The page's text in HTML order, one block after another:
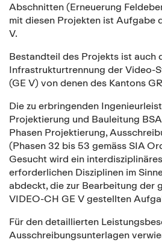
Abschnitten (Erneuerung
mit diesen Projekten ist Aufgabe
V.
Bestandteil des Projekts ist auch
Infrastrukturtrennung der Video-
(GE V) von denen des Kantons
Die zu erbringenden
Projektierung und Bauleitung
Phasen Projektierung,
(Phasen 32 bis 53 gemäss SIA
Gesucht wird ein
erforderlichen Disziplinen im
abdeckt, die zur Bearbeitung der
VIDEO-CH GE V gestellten
Für den detaillierten
Ausschreibungsunterlagen